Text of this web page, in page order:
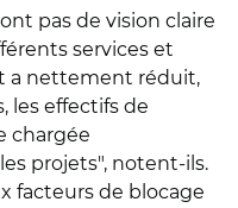
pas de vision claire
services et
a nettement réduit,
les effectifs de
chargée
projets", notent-ils.
facteurs de blocage